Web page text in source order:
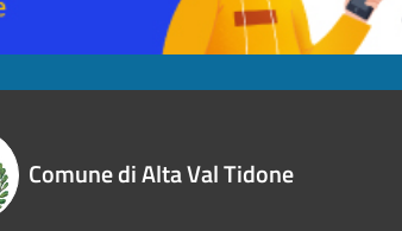
Comune di Alta Val Tidone